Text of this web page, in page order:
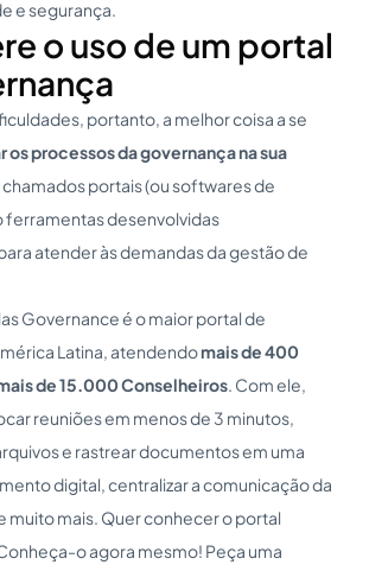
e segurança.
o uso de um portal
portanto, a melhor coisa a se
os processos da governança na sua
chamados portais (ou softwares de
ferramentas desenvolvidas
atender às demandas da gestão de
Governance é o maior portal de
Latina, atendendomais de 400
de 15.000 Conselheiros. Com ele,
reuniões em menos de 3 minutos,
e rastrear documentos em uma
digital, centralizar a comunicação da
muito mais. Quer conhecer o portal
o agora mesmo! Peça uma